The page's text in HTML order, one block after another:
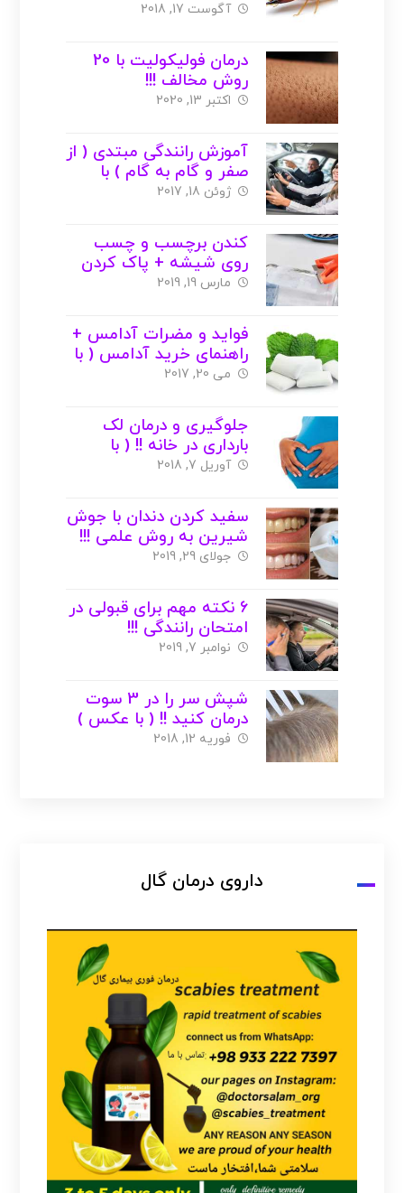
آگوست 17, 2018
درمان فولیکولیت با 20
روش مخالف !!!
اکتبر 13, 2020
آموزش رانندگی مبتدی ( از
صفر و گام به گام ) با
عکس
ژوئن 18, 2017
کندن برچسب و چسب
روی شیشه + پاک کردن
مارس 19, 2019
فواید و مضرات آدامس +
راهنمای خرید آدامس ( با
عکس )
می 20, 2017
جلوگیری و درمان لک
بارداری در خانه !! ( با
عکس )
آوریل 7, 2018
سفید کردن دندان با جوش
شیرین به روش علمی !!!
جولای 29, 2019
6 نکته مهم برای قبولی در
امتحان رانندگی !!!
نوامبر 7, 2019
شپش سر را در 3 سوت
درمان کنید !! ( با عکس )
فوریه 12, 2018
داروی درمان گال